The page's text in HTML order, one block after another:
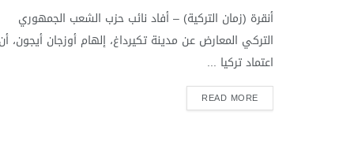
أنقرة (زمان التركية) – أفاد نائب حزب الشعب الجمهوري
التركي المعارض عن مدينة تكيرداغ، إلهام أوزجان أيجون، أن
اعتماد تركيا ...
READ MORE